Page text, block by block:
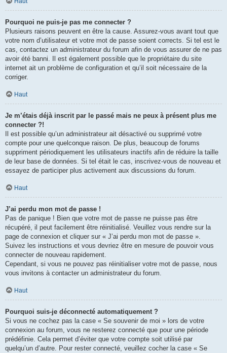
Pourquoi ne puis-je pas me connecter ?
Plusieurs raisons peuvent en être la cause. Assurez-vous avant tout que
votre nom d’utilisateur et votre mot de passe soient corrects. Si tel est le
cas, contactez un administrateur du forum afin de vous assurer de ne pas
avoir été banni. Il est également possible que le propriétaire du site
internet ait un problème de configuration et qu’il soit nécessaire de la
corriger.
Haut
Je m’étais déjà inscrit par le passé mais ne peux à présent plus me
connecter ?!
Il est possible qu’un administrateur ait désactivé ou supprimé votre
compte pour une quelconque raison. De plus, beaucoup de forums
suppriment périodiquement les utilisateurs inactifs afin de réduire la taille
de leur base de données. Si tel était le cas, inscrivez-vous de nouveau et
essayez de participer plus activement aux discussions du forum.
Haut
J’ai perdu mon mot de passe !
Pas de panique ! Bien que votre mot de passe ne puisse pas être
récupéré, il peut facilement être réinitialisé. Veuillez vous rendre sur la
page de connexion et cliquer sur « J’ai perdu mon mot de passe ».
Suivez les instructions et vous devriez être en mesure de pouvoir vous
connecter de nouveau rapidement.
Cependant, si vous ne pouvez pas réinitialiser votre mot de passe, nous
vous invitons à contacter un administrateur du forum.
Haut
Pourquoi suis-je déconnecté automatiquement ?
Si vous ne cochez pas la case « Se souvenir de moi » lors de votre
connexion au forum, vous ne resterez connecté que pour une période
prédéfinie. Cela permet d’éviter que votre compte soit utilisé par
quelqu’un d’autre. Pour rester connecté, veuillez cocher la case « Se